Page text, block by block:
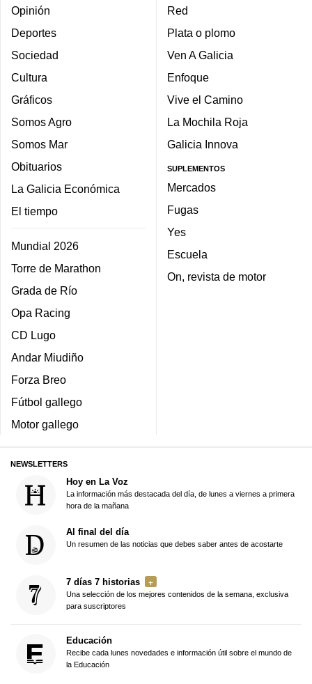
Opinión
Deportes
Sociedad
Cultura
Gráficos
Somos Agro
Somos Mar
Obituarios
La Galicia Económica
El tiempo
Mundial 2026
Torre de Marathon
Grada de Río
Opa Racing
CD Lugo
Andar Miudiño
Forza Breo
Fútbol gallego
Motor gallego
Red
Plata o plomo
Ven A Galicia
Enfoque
Vive el Camino
La Mochila Roja
Galicia Innova
SUPLEMENTOS
Mercados
Fugas
Yes
Escuela
On, revista de motor
NEWSLETTERS
Hoy en La Voz
La información más destacada del día, de lunes a viernes a primera
hora de la mañana
Al final del día
Un resumen de las noticias que debes saber antes de acostarte
7 días 7 historias
Una selección de los mejores contenidos de la semana, exclusiva
para suscriptores
Educación
Recibe cada lunes novedades e información útil sobre el mundo de
la Educación